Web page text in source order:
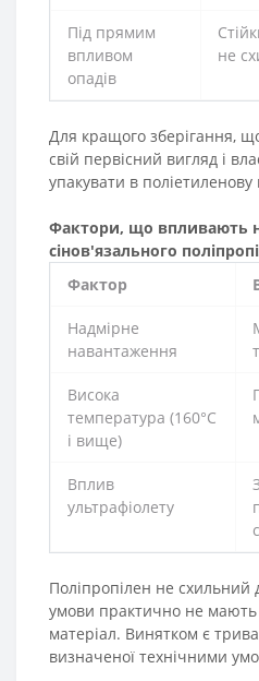
Під прямим
впливом
опадів
не
Для кращого зберігання,
свій первісний вигляд і
упакувати в поліетиленову
Фактори, що впливають
сінов'язального
Фактор
Надмірне
навантаження
Висока
температура (160°C
і вище)
Вплив
ультрафіолету
Поліпропілен не схильний
умови практично не
матеріал. Винятком є
визначеної технічними